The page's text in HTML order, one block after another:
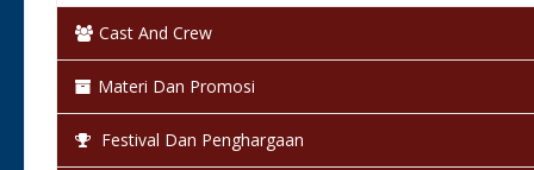
Cast And Crew
Materi Dan Promosi
Festival Dan Penghargaan